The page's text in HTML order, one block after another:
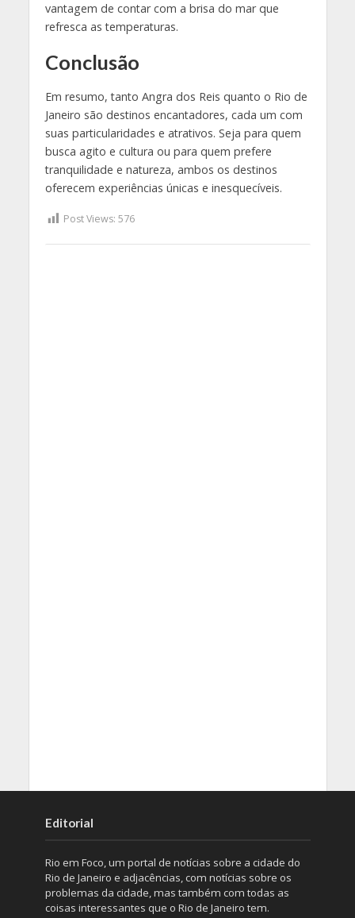
vantagem de contar com a brisa do mar que
refresca as temperaturas.
Conclusão
Em resumo, tanto Angra dos Reis quanto o Rio de
Janeiro são destinos encantadores, cada um com
suas particularidades e atrativos. Seja para quem
busca agito e cultura ou para quem prefere
tranquilidade e natureza, ambos os destinos
oferecem experiências únicas e inesquecíveis.
Post Views: 576
Editorial
Rio em Foco, um portal de notícias sobre a cidade do
Rio de Janeiro e adjacências, com notícias sobre os
problemas da cidade, mas também com todas as
coisas interessantes que o Rio de Janeiro tem.